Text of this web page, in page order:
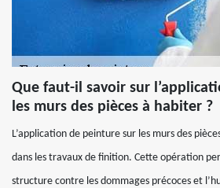
Que faut-il savoir sur
les murs des pièces à habiter ?
L’application de peinture sur les murs des
dans les travaux de finition. Cette opération
structure contre les dommages précoces et